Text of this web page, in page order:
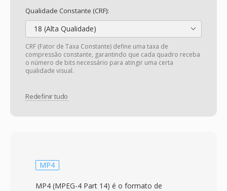
Qualidade Constante (CRF):
18 (Alta Qualidade)
CRF (Fator de Taxa Constante) define uma taxa de
compressão constante, garantindo que cada quadro receba
o número de bits necessário para atingir uma certa
qualidade visual.
Redefinir tudo
MP4
MP4 (MPEG-4 Part 14) é o formato de